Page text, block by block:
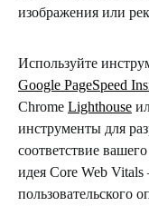
изображения или
Используйте
Google PageSpeed
Chrome Lighthouse
инструменты для
соответствие
идея Core Web
пользовательского